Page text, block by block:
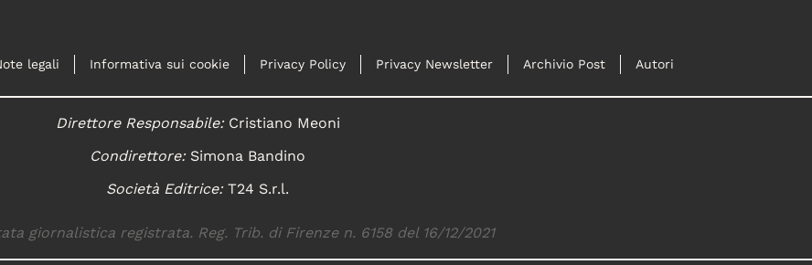
legali Informativa sui cookie Privacy Policy Privacy Newsletter Archivio Post Autori
Direttore Responsabile:Cristiano Meoni
Condirettore:Simona Bandino
Società Editrice:T24 S.r.l.
giornalistica registrata. Reg. Trib. di Firenze n. 6158 del 16/12/2021